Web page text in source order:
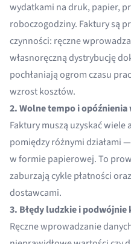
wydatkami na druk, papier,
roboczogodziny. Faktury są
czynności: ręczne
własnoręczną dystrybucję
pochłaniają ogrom czasu
wzrost kosztów.
2. Wolne tempo i
Faktury muszą uzyskać wiele
pomiędzy różnymi działami
w formie papierowej. To
zaburzają cykle płatności
dostawcami.
3. Błędy ludzkie i
Ręczne wprowadzanie